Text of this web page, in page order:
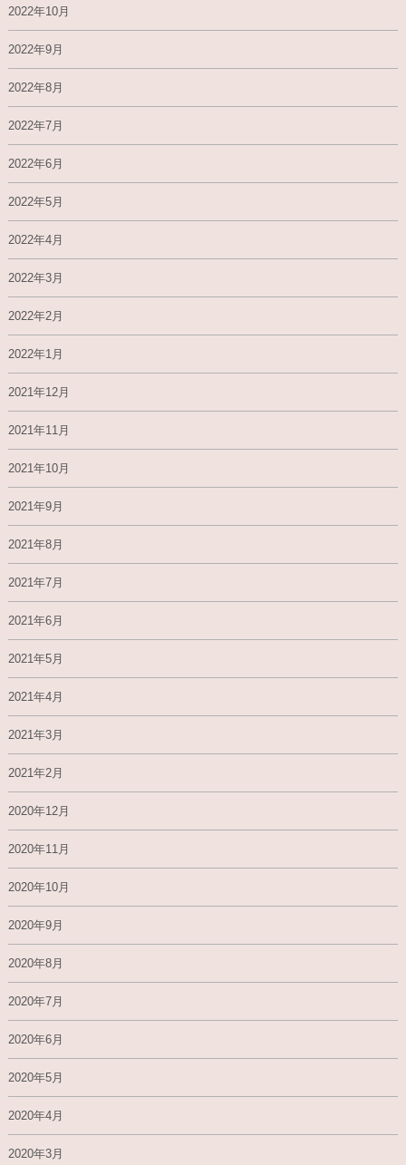
2022年10月
2022年9月
2022年8月
2022年7月
2022年6月
2022年5月
2022年4月
2022年3月
2022年2月
2022年1月
2021年12月
2021年11月
2021年10月
2021年9月
2021年8月
2021年7月
2021年6月
2021年5月
2021年4月
2021年3月
2021年2月
2020年12月
2020年11月
2020年10月
2020年9月
2020年8月
2020年7月
2020年6月
2020年5月
2020年4月
2020年3月